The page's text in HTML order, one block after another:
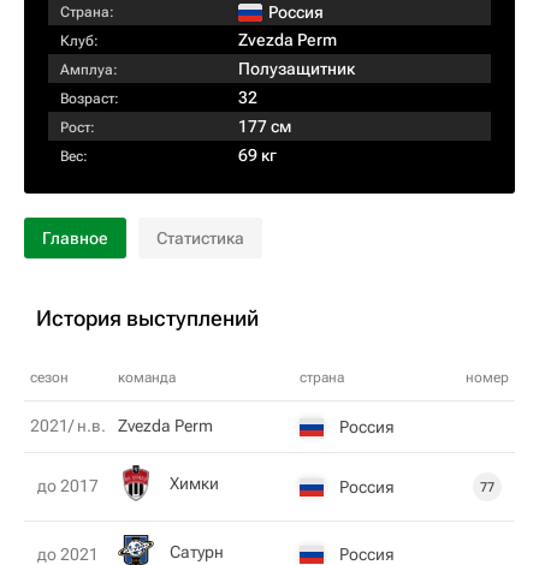
Страна: Россия
Клуб: Zvezda Perm
Амплуа: Полузащитник
Возраст: 32
Рост: 177 см
Вес: 69 кг
Главное Статистика
История выступлений
сезон команда страна номер
2021/ н.в. Zvezda Perm Россия
до 2017 Химки Россия 77
до 2021 Сатурн Россия